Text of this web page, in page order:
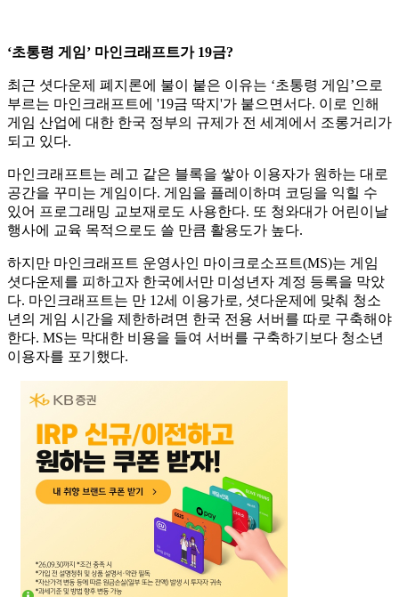
‘초통령 게임’ 마인크래프트가 19금?
최근 셧다운제 폐지론에 불이 붙은 이유는 ‘초통령 게임’으로
부르는 마인크래프트에 '19금 딱지'가 붙으면서다. 이로 인해
게임 산업에 대한 한국 정부의 규제가 전 세계에서 조롱거리가
되고 있다.
마인크래프트는 레고 같은 블록을 쌓아 이용자가 원하는 대로
공간을 꾸미는 게임이다. 게임을 플레이하며 코딩을 익힐 수
있어 프로그래밍 교보재로도 사용한다. 또 청와대가 어린이날
행사에 교육 목적으로도 쓸 만큼 활용도가 높다.
하지만 마인크래프트 운영사인 마이크로소프트(MS)는 게임
셧다운제를 피하고자 한국에서만 미성년자 계정 등록을 막았
다. 마인크래프트는 만 12세 이용가로, 셧다운제에 맞춰 청소
년의 게임 시간을 제한하려면 한국 전용 서버를 따로 구축해야
한다. MS는 막대한 비용을 들여 서버를 구축하기보다 청소년
이용자를 포기했다.